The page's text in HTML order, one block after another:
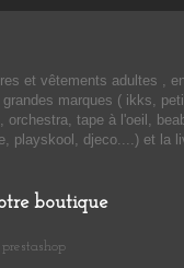
et vêtements adultes ,
marques ( ikks,
tape à l'oeil,
playskool, djeco....) et la
boutique